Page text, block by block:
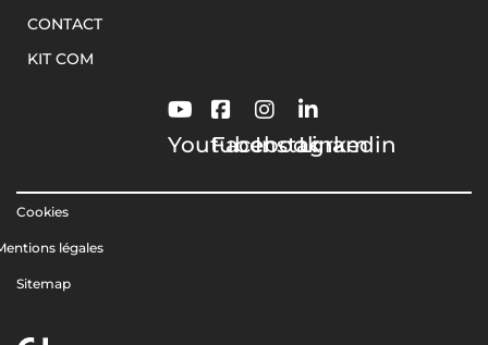
CONTACT
KIT COM
Youtube
Facebook
Instagram
Linkedin
Cookies
légales
Sitemap